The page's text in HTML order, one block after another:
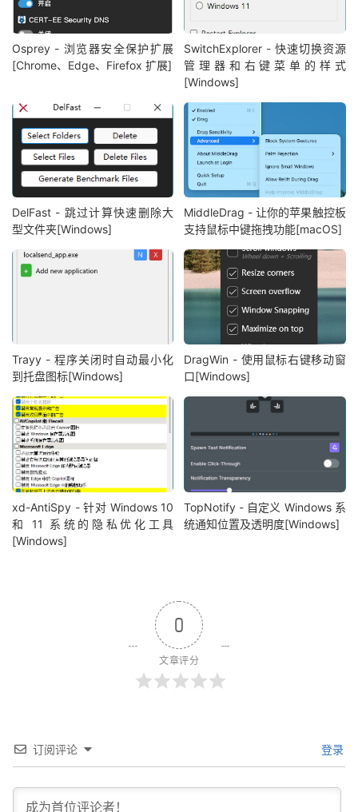
Osprey - 浏览器安全保护扩展
[Chrome、Edge、Firefox 扩展]
SwitchExplorer - 快速切换资源
管理器和右键菜单的样式
[Windows]
DelFast - 跳过计算快速删除大
型文件夹[Windows]
MiddleDrag - 让你的苹果触控板
支持鼠标中键拖拽功能[macOS]
Trayy - 程序关闭时自动最小化
到托盘图标[Windows]
DragWin - 使用鼠标右键移动窗
口[Windows]
xd-AntiSpy - 针对 Windows 10
和 11 系统的隐私优化工具
[Windows]
TopNotify - 自定义 Windows 系
统通知位置及透明度[Windows]
0
文章评分
订阅评论 登录